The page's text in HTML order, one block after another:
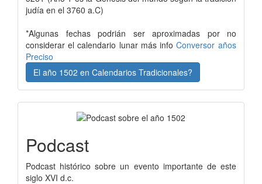
judía en el 3760 a.C)
*Algunas fechas podrián ser aproximadas por no
considerar el calendario lunar más info Conversor años
Preciso
El año 1502 en Calendarios Tradicionales?
Podcast
Podcast histórico sobre un evento importante de este
siglo XVI d.c.